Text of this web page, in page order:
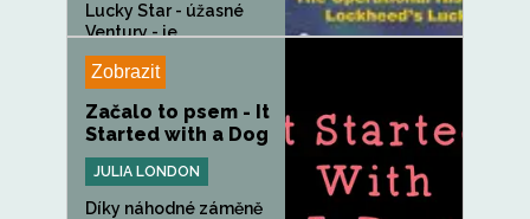
Lucky Star - úžasné
Ventury - je...
Zobrazit
Začalo to psem - It
Started with a Dog
JULIA LONDON
Díky náhodné záměně